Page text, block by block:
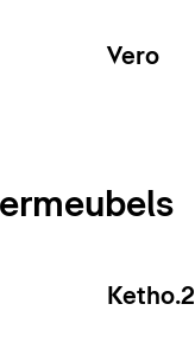
Vero
Ketho.2